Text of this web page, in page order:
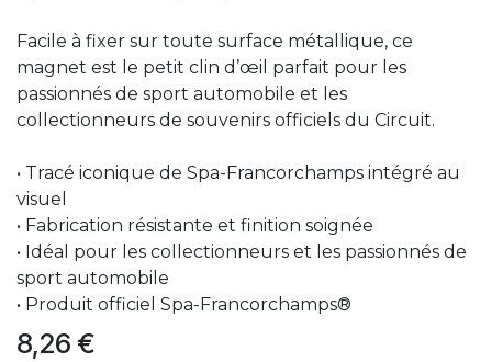
Facile à fixer sur toute surface métallique, ce
magnet est le petit clin d’œil parfait pour les
passionnés de sport automobile et les
collectionneurs de souvenirs officiels du Circuit.
• Tracé iconique de Spa-Francorchamps intégré au
visuel
• Fabrication résistante et finition soignée
• Idéal pour les collectionneurs et les passionnés de
sport automobile
• Produit officiel Spa-Francorchamps®
8,26 €